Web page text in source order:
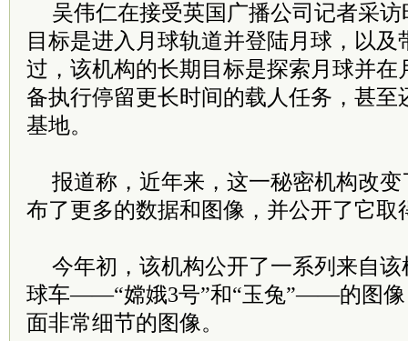
吴伟仁在接受英国广播公司记者采
目标是进入月球轨道并登陆月球，以及
过，该机构的长期目标是探索月球并在
备执行停留更长时间的载人任务，甚至
基地。
报道称，近年来，这一秘密机构改
布了更多的数据和图像，并公开了它取
今年初，该机构公开了一系列来自
球车——“嫦娥3号”和“玉兔”——的图像
面非常细节的图像。